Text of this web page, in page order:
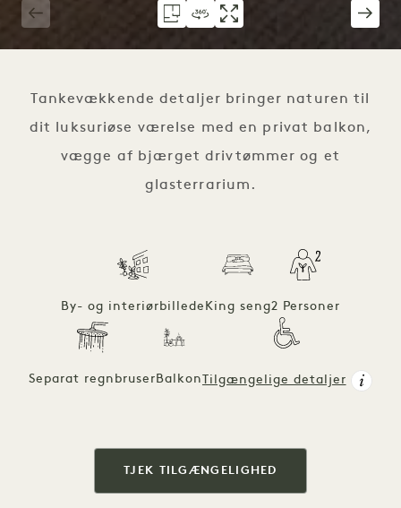
Tankevækkende detaljer bringer naturen til
dit luksuriøse værelse med en privat balkon,
vægge af bjærget drivtømmer og et
glasterrarium.
By- og interiørbillede King seng2 Personer
Separat regnbruser BalkonTilgængelige detaljer
TJEK TILGÆNGELIGHED